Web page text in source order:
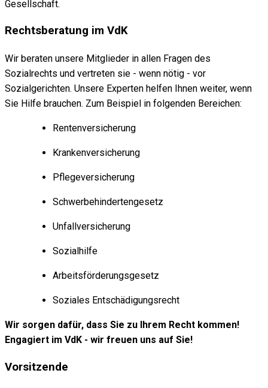
Gesellschaft.
Rechtsberatung im VdK
Wir beraten unsere Mitglieder in allen Fragen des
Sozialrechts und vertreten sie - wenn nötig - vor
Sozialgerichten. Unsere Experten helfen Ihnen weiter, wenn
Sie Hilfe brauchen. Zum Beispiel in folgenden Bereichen:
Rentenversicherung
Krankenversicherung
Pflegeversicherung
Schwerbehindertengesetz
Unfallversicherung
Sozialhilfe
Arbeitsförderungsgesetz
Soziales Entschädigungsrecht
Wir sorgen dafür, dass Sie zu Ihrem Recht kommen!
Engagiert im VdK - wir freuen uns auf Sie!
Vorsitzende